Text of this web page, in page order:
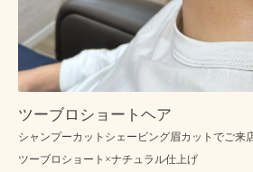
ツーブロショートヘア
シャンプーカットシェービング眉カットでご来
ツーブロショート×ナチュラル仕上げ